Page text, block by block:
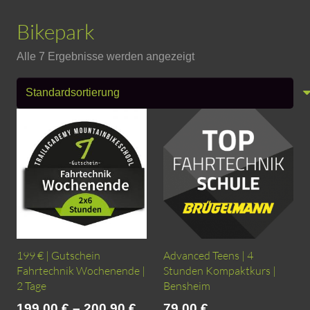
Bikepark
Alle 7 Ergebnisse werden angezeigt
199 € | Gutschein
Fahrtechnik Wochenende |
2 Tage
Advanced Teens | 4
Stunden Kompaktkurs |
Bensheim